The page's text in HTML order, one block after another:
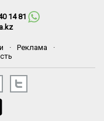
14 81
· Реклама
·